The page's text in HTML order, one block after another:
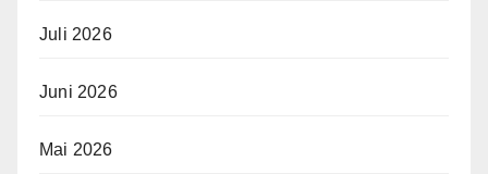
Juli 2026
Juni 2026
Mai 2026